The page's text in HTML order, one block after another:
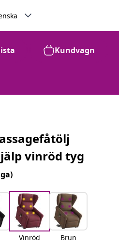
Kundvagn
vinröd tyg
Vinröd Brun